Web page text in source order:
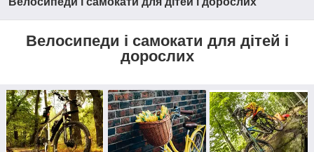
Велосипеди і самокати для дітей і
дорослих